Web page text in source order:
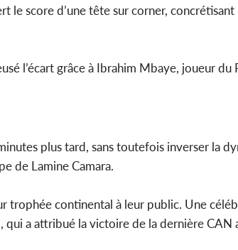
le score d’une tête sur corner,
l’écart grâce à Ibrahim Mbaye, joueur du
plus tard, sans toutefois inverser la
de Lamine Camara.
trophée continental à leur public. Une
a attribué la victoire de la dernière CAN